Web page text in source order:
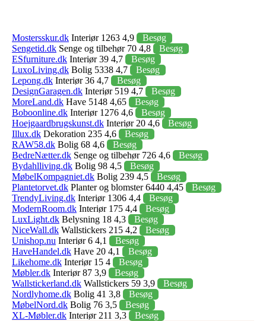
Mostersskur.dk Interiør 1263 4,9
Besøg
Sengetid.dk Senge og tilbehør 70 4,8
Besøg
ESfurniture.dk Interiør 39 4,7
Besøg
LuxoLiving.dk Bolig 5338 4,7
Besøg
Lepong.dk Interiør 36 4,7
Besøg
DesignGaragen.dk Interiør 519 4,7
Besøg
MoreLand.dk Have 5148 4,65
Besøg
Boboonline.dk Interiør 1276 4,6
Besøg
Hoejgaardbrugskunst.dk Interiør 20 4,6
Besøg
Illux.dk Dekoration 235 4,6
Besøg
RAW58.dk Bolig 68 4,6
Besøg
BedreNætter.dk Senge og tilbehør 726 4,6
Besøg
Bydahlliving.dk Bolig 98 4,5
Besøg
MøbelKompagniet.dk Bolig 239 4,5
Besøg
Plantetorvet.dk Planter og blomster 6440 4,45
Besøg
TrendyLiving.dk Interiør 1306 4,4
Besøg
ModernRoom.dk Interiør 175 4,4
Besøg
LuxLight.dk Belysning 18 4,3
Besøg
NiceWall.dk Wallstickers 215 4,2
Besøg
Unishop.nu Interiør 6 4,1
Besøg
HaveHandel.dk Have 20 4,1
Besøg
Likehome.dk Interiør 15 4
Besøg
Møbler.dk Interiør 87 3,9
Besøg
Wallstickerland.dk Wallstickers 59 3,9
Besøg
Nordlyhome.dk Bolig 41 3,8
Besøg
MøbelNord.dk Bolig 76 3,5
Besøg
XL-Møbler.dk Interiør 211 3,3
Besøg